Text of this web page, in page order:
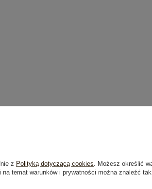
z Polityką dotyczącą cookies . Możesz określić
temat warunków i prywatności można znaleźć